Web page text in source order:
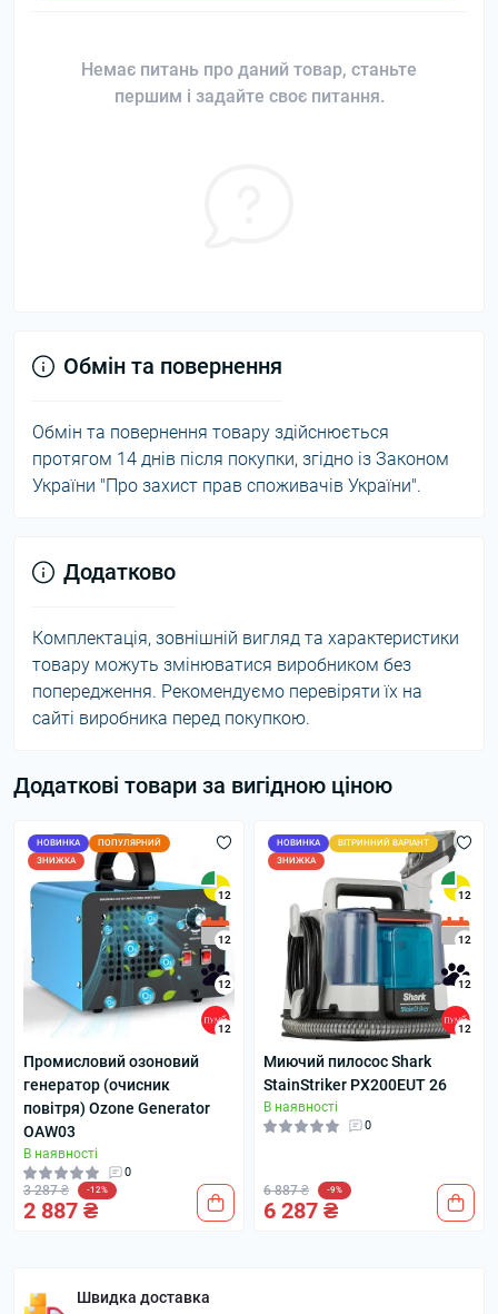
Немає питань про даний товар, станьте
першим і задайте своє питання.
Обмін та повернення
Обмін та повернення товару здійснюється
протягом 14 днів після покупки, згідно із Законом
України "Про захист прав споживачів України".
Додатково
Комплектація, зовнішній вигляд та характеристики
товару можуть змінюватися виробником без
попередження. Рекомендуємо перевіряти їх на
сайті виробника перед покупкою.
Додаткові товари за вигідною ціною
НОВИНКА
ПОПУЛЯРНИЙ
ЗНИЖКА
12
12
12
12
Промисловий озоновий
генератор (очисник
повітря) Ozone Generator
OAW03
В наявності
0
3 287 ₴ -12%
2 887 ₴
НОВИНКА
ВІТРИННИЙ ВАРІАНТ
ЗНИЖКА
12
12
12
12
Миючий пилосос Shark
StainStriker PX200EUT 26
В наявності
0
6 887 ₴ -9%
6 287 ₴
Швидка доставка